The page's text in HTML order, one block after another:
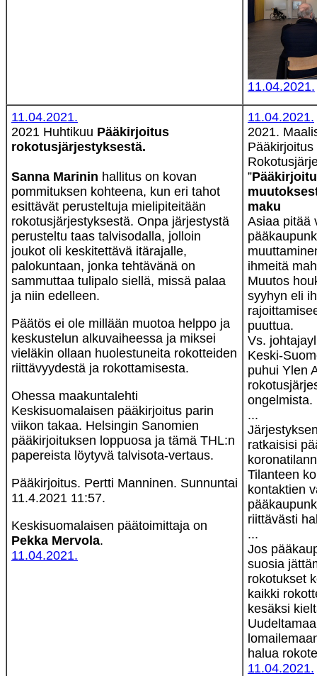
11.04.2021.
11.04.2021.
2021 Huhtikuu Pääkirjoitus
rokotusjärjestyksestä.
Sanna Marinin hallitus on kovan
pommituksen kohteena, kun eri tahot
esittävät perusteltuja mielipiteitään
rokotusjärjestyksestä. Onpa järjestystä
perusteltu taas talvisodalla, jolloin
joukot oli keskitettävä itärajalle,
palokuntaan, jonka tehtävänä on
sammuttaa tulipalo siellä, missä palaa
ja niin edelleen.
Päätös ei ole millään muotoa helppo ja
keskustelun alkuvaiheessa ja miksei
vieläkin ollaan huolestuneita rokotteiden
riittävyydestä ja rokottamisesta.
Ohessa maakuntalehti
Keskisuomalaisen pääkirjoitus parin
viikon takaa. Helsingin Sanomien
pääkirjoituksen loppuosa ja tämä THL:n
papereista löytyvä talvisota-vertaus.
Pääkirjoitus. Pertti Manninen. Sunnuntai
11.4.2021 11:57.
Keskisuomalaisen päätoimittaja on
Pekka Mervola.
11.04.2021.
11.04.2021.
2021.
”
maku
Asiaa pitää
ihmeitä
Muutos
syyhyn eli
puuttua.
Vs.
Keski-
puhui Ylen
ongelmista.
...
ratkaisisi
Tilanteen
kontaktien
riittävästi
...
Jos
suosia
rokotukset
kaikki
kesäksi
halua
11.04.2021.